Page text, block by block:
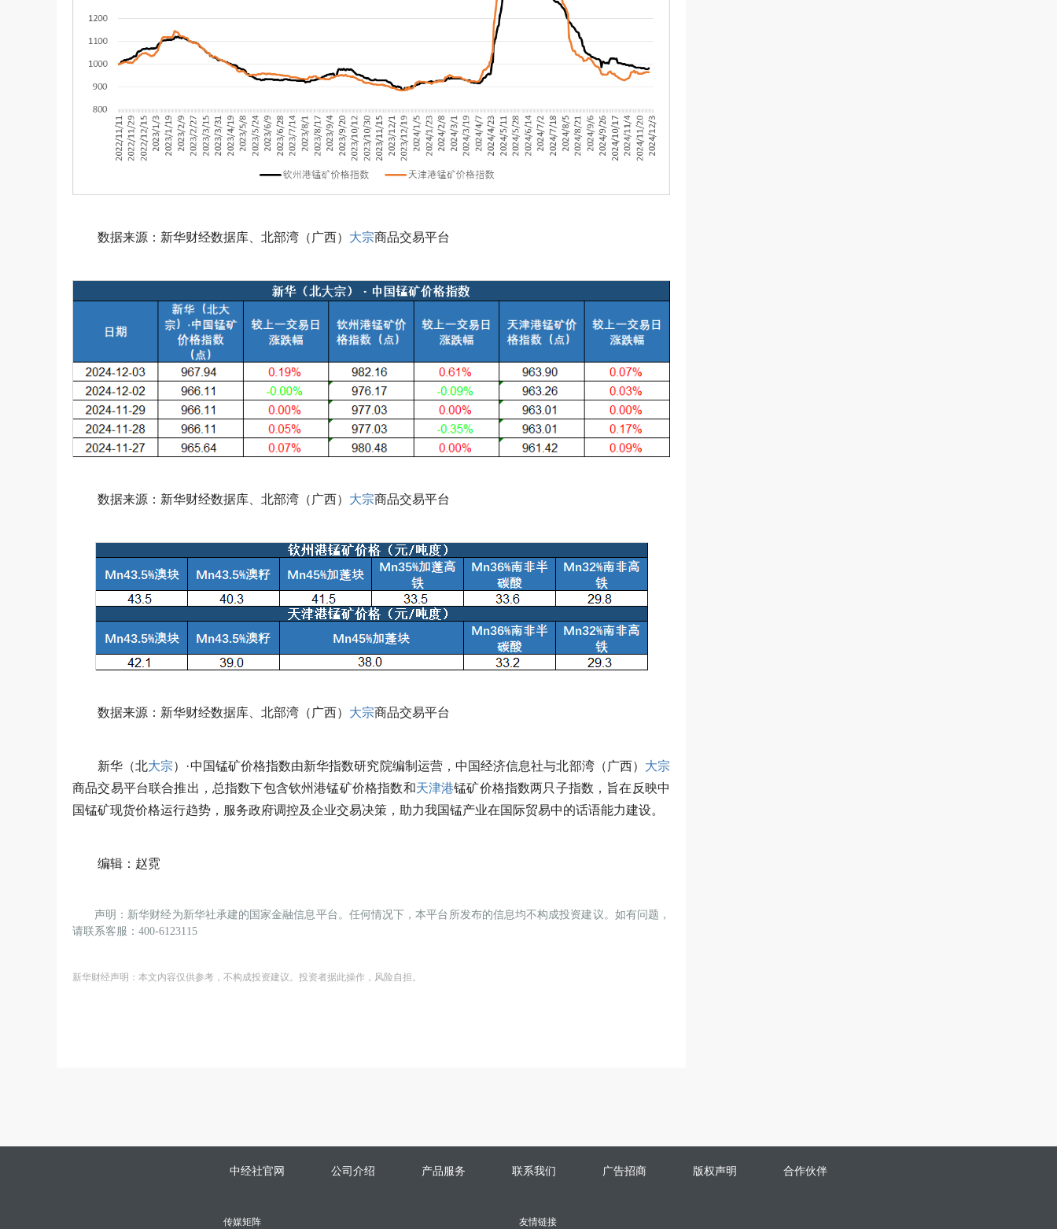
数据来源：新华财经数据库、北部湾（广西） 大宗商品交易平台
数据来源：新华财经数据库、北部湾（广西） 大宗商品交易平台
数据来源：新华财经数据库、北部湾（广西） 大宗商品交易平台
新华（北大宗）·中国锰矿价格指数由新华指数研究院编制运营，中国经济信息社与北部湾（广西） 大宗
商品交易平台联合推出，总指数下包含钦州港锰矿价格指数和天津港锰矿价格指数两只子指数，旨在反映中
国锰矿现货价格运行趋势，服务政府调控及企业交易决策，助力我国锰产业在国际贸易中的话语能力建设。
编辑：赵霓
声明：新华财经为新华社承建的国家金融信息平台。任何情况下，本平台所发布的信息均不构成投资建议。如有问题，
请联系客服：400-6123115
新华财经声明：本文内容仅供参考，不构成投资建议。投资者据此操作，风险自担。
中经社官网 公司介绍 产品服务 联系我们 广告招商 版权声明 合作伙伴
传媒矩阵 友情链接